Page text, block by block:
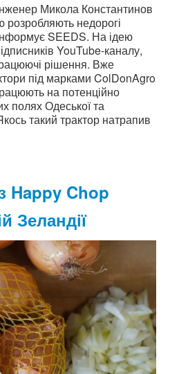
Микола Константинов
недорогі
SEEDS. На ідею
YouTube-каналу,
рішення. Вже
під марками ColDonAgro
на потенційно
полях Одеської та
такий трактор натрапив
Happy Chop
Зеландії